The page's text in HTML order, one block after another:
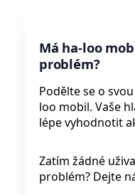
Má ha-loo
problém?
Podělte se o
loo mobil. Vaše
lépe vyhodnotit
Zatím žádné
problém? Dejte